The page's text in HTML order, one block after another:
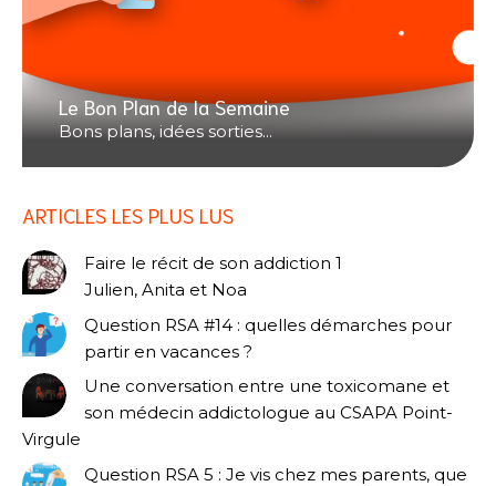
Le Bon Plan de la Semaine
Bons plans, idées sorties...
ARTICLES LES PLUS LUS
Faire le récit de son addiction 1
Julien, Anita et Noa
Question RSA #14 : quelles démarches pour
partir en vacances ?
Une conversation entre une toxicomane et
son médecin addictologue au CSAPA Point-
Virgule
Question RSA 5 : Je vis chez mes parents, que